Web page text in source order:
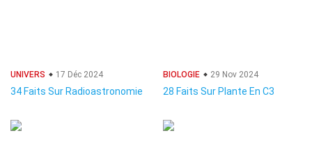
UNIVERS 17 Déc 2024
34 Faits Sur Radioastronomie
BIOLOGIE 29 Nov 2024
28 Faits Sur Plante En C3